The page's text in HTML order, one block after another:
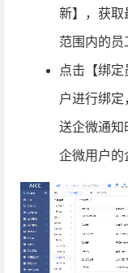
新】，获取
范围内的员
点击【绑
户进行绑
送企微通知
企微用户的